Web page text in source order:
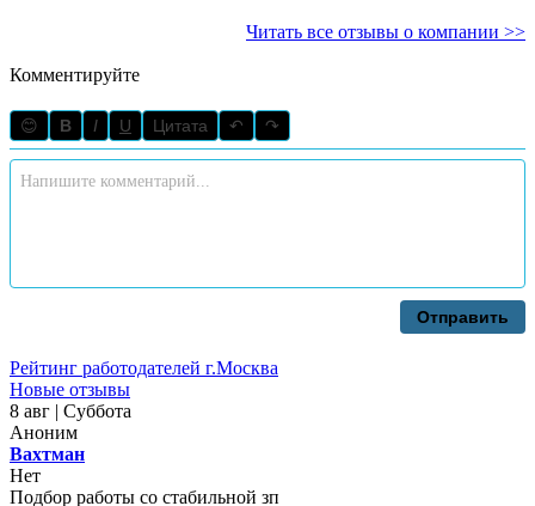
Читать все отзывы о компании >>
Комментируйте
😊 B I U Цитата ↶ ↷
Отправить
Рейтинг работодателей г.Москва
Новые отзывы
8 авг | Суббота
Аноним
Вахтман
Нет
Подбор работы со стабильной зп